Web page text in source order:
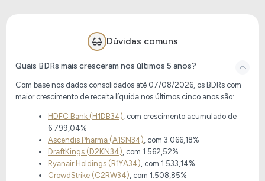
Dúvidas comuns
Quais BDRs mais cresceram nos últimos 5 anos?
Com base nos dados consolidados até 07/08/2026, os BDRs com
maior crescimento de receita líquida nos últimos cinco anos são:
HDFC Bank (H1DB34), com crescimento acumulado de
6.799,04%
Ascendis Pharma (A1SN34), com 3.066,18%
DraftKings (D2KN34), com 1.562,52%
Ryanair Holdings (R1YA34), com 1.533,14%
CrowdStrike (C2RW34), com 1.508,85%